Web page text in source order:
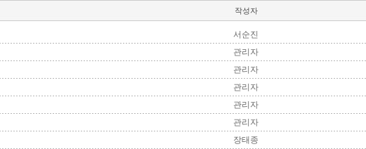
작성자
서순진
관리자
관리자
관리자
관리자
관리자
장태종